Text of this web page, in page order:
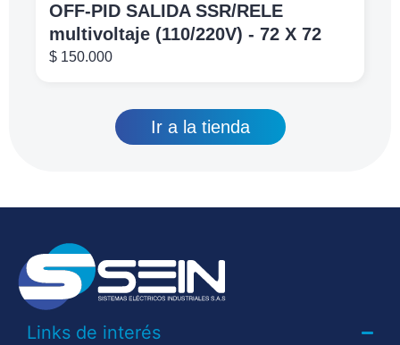
OFF-PID SALIDA SSR/RELE
multivoltaje (110/220V) - 72 X 72
$ 150.000
Ir a la tienda
Links de interés